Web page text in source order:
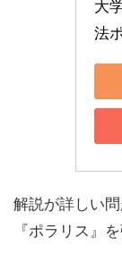
大
法
解説が詳しい
『ポラリス』